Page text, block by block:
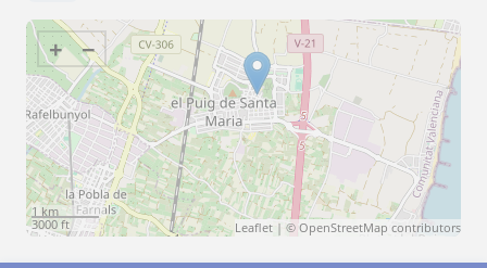
+ −
1 km
3000 ft
Leaflet | © OpenStreetMap contributors